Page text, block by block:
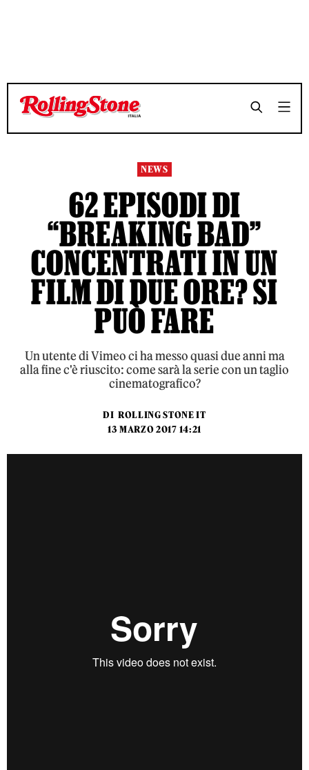
TEMPO DI LETTURA 2 MINUTI SHARE
TEMPO DI LETTURA 2 MINUTI SHARE
NEWS
62 EPISODI DI
“BREAKING BAD”
CONCENTRATI IN UN
FILM DI DUE ORE? SI
PUÒ FARE
Un utente di Vimeo ci ha messo quasi due anni ma
alla fine c'è riuscito: come sarà la serie con un taglio
cinematografico?
DI ROLLING STONE IT
13 MARZO 2017 14:21